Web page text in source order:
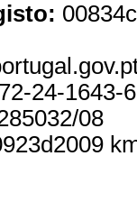
24-1643-6
08